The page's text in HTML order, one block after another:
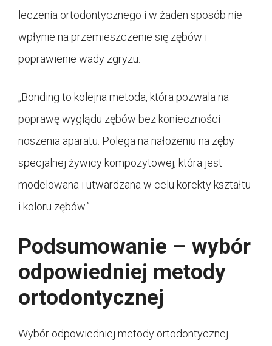
leczenia ortodontycznego i w żaden sposób nie
wpłynie na przemieszczenie się zębów i
poprawienie wady zgryzu.
„Bonding to kolejna metoda, która pozwala na
poprawę wyglądu zębów bez konieczności
noszenia aparatu. Polega na nałożeniu na zęby
specjalnej żywicy kompozytowej, która jest
modelowana i utwardzana w celu korekty kształtu
i koloru zębów.”
Podsumowanie – wybór
odpowiedniej metody
ortodontycznej
Wybór odpowiedniej metody ortodontycznej